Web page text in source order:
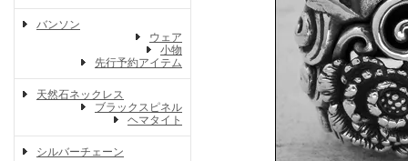
バンソン
ウェア
小物
先行予約アイテム
天然石ネックレス
ブラックスピネル
ヘマタイト
シルバーチェーン